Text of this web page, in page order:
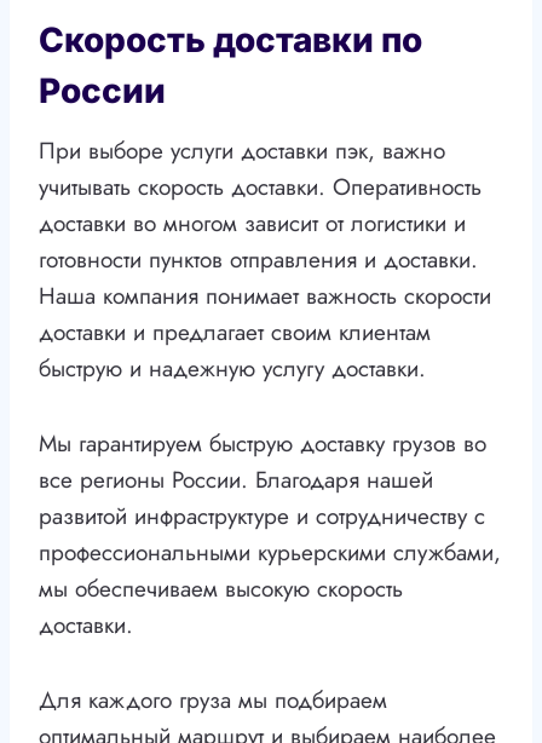
Скорость доставки по
России
При выборе услуги доставки пэк, важно
учитывать скорость доставки. Оперативность
доставки во многом зависит от логистики и
готовности пунктов отправления и доставки.
Наша компания понимает важность скорости
доставки и предлагает своим клиентам
быструю и надежную услугу доставки.
Мы гарантируем быструю доставку грузов во
все регионы России. Благодаря нашей
развитой инфраструктуре и сотрудничеству с
профессиональными курьерскими службами,
мы обеспечиваем высокую скорость
доставки.
Для каждого груза мы подбираем